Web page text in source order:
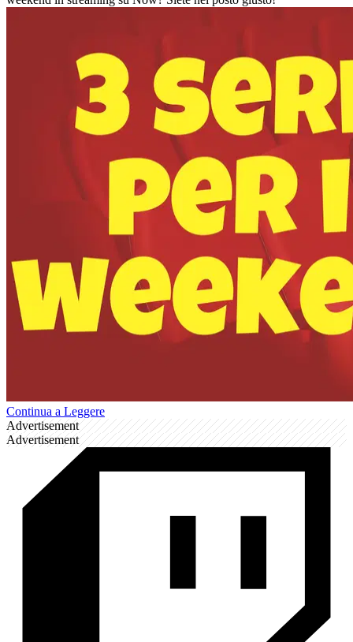
Continua a Leggere
Advertisement
Advertisement